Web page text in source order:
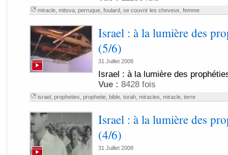
miracle, mitsva, perruque, foulard, se couvrir les cheveux femme
Israel : à la lumière des
(5/6)
31 Juillet 2008
Israel : à la lumière des
Vue : 8428 fois
israel, propheties prophetie, bible, torah, miracles miracle, terre
Israel : à la lumière des
(4/6)
31 Juillet 2008